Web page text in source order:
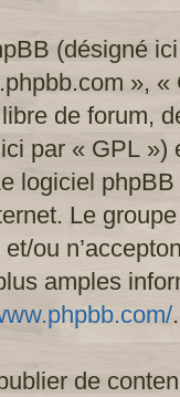
(désigné
»,
de forum,
par « GPL »)
logiciel
Le
ou
amples
.
de